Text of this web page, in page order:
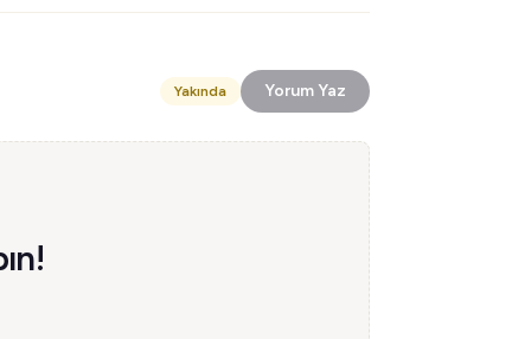
Yakında Yorum Yaz